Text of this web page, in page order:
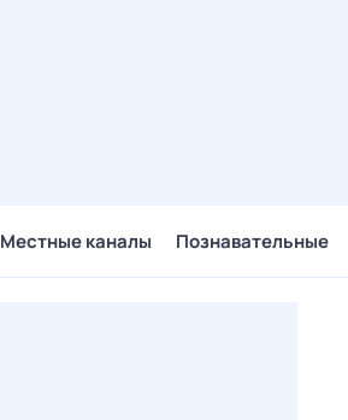
Местные каналы Познавательные